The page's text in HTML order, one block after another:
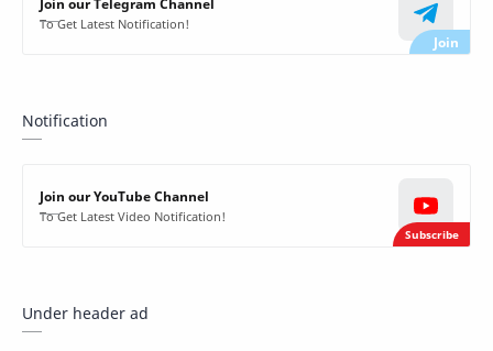
Join our Telegram Channel
To Get Latest Notification!
Notification
Join our YouTube Channel
To Get Latest Video Notification!
Under header ad